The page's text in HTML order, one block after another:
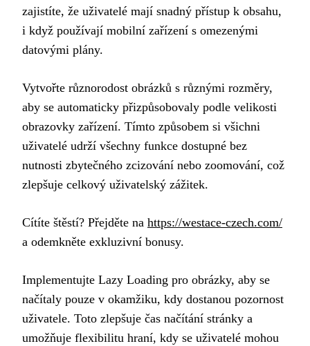
zajistíte, že uživatelé mají snadný přístup k obsahu,
i když používají mobilní zařízení s omezenými
datovými plány.
Vytvořte různorodost obrázků s různými rozměry,
aby se automaticky přizpůsobovaly podle velikosti
obrazovky zařízení. Tímto způsobem si všichni
uživatelé udrží všechny funkce dostupné bez
nutnosti zbytečného zcizování nebo zoomování, což
zlepšuje celkový uživatelský zážitek.
Cítíte štěstí? Přejděte na https://westace-czech.com/
a odemkněte exkluzivní bonusy.
Implementujte Lazy Loading pro obrázky, aby se
načítaly pouze v okamžiku, kdy dostanou pozornost
uživatele. Toto zlepšuje čas načítání stránky a
umožňuje flexibilitu hraní, kdy se uživatelé mohou